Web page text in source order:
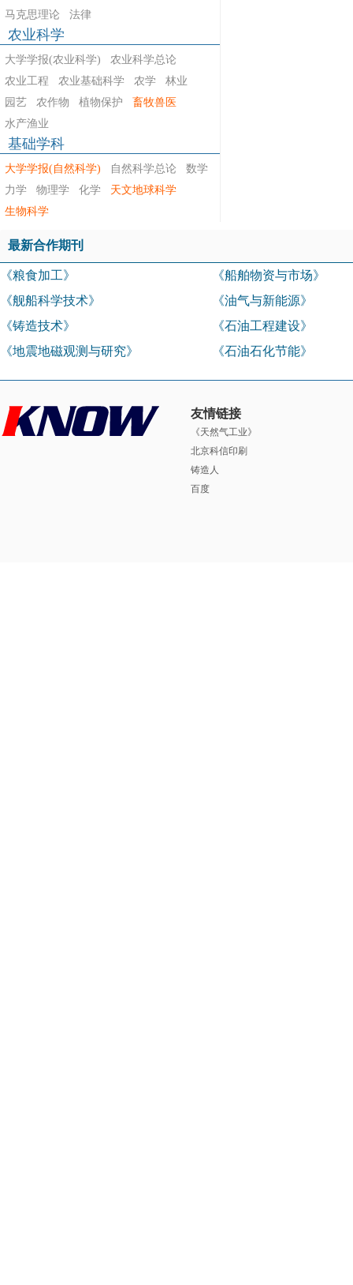
马克思理论
法律
农业科学
大学学报(农业科学)
农业科学总论
农业工程
农业基础科学 农学
林业
园艺
农作物 植物保护
畜牧兽医
水产渔业
基础学科
大学学报(自然科学) 自然科学总论
数学
力学
物理学 化学
天文地球科学
生物科学
最新合作期刊
《粮食加工》
《船舶物资与市场》
《舰船科学技术》
《油气与新能源》
《铸造技术》
《石油工程建设》
《地震地磁观测与研究》
《石油石化节能》
友情链接
《天然气工业》
北京科信印刷
铸造人
百度